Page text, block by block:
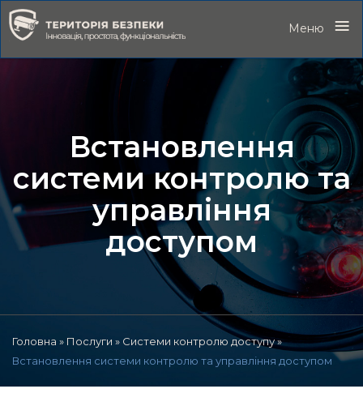
Меню ≡
Встановлення
системи контролю та
управління
доступом
Головна » Послуги » Системи контролю доступу»
Встановлення системи контролю та управління доступом